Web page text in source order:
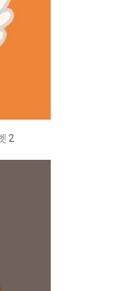
2